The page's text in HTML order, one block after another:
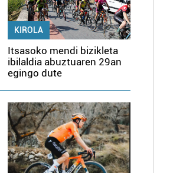
KIROLA
Itsasoko mendi bizikleta
ibilaldia abuztuaren 29an
egingo dute